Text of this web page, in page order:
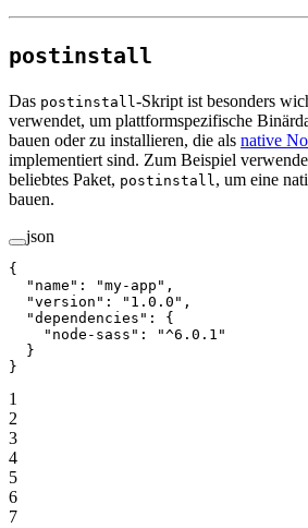
postinstall
Das postinstall-Skript ist besonders
verwendet, um plattformspezifische
bauen oder zu installieren, die als native
implementiert sind. Zum Beispiel
beliebtes Paket, postinstall, um eine
bauen.
json
{
  "name"
: "my-app" ,
  "version"
: "1.0.0" ,
  "dependencies"
: {
    "node-sass"
:
"^6.0.1"
  }
}
1
2
3
4
5
6
7